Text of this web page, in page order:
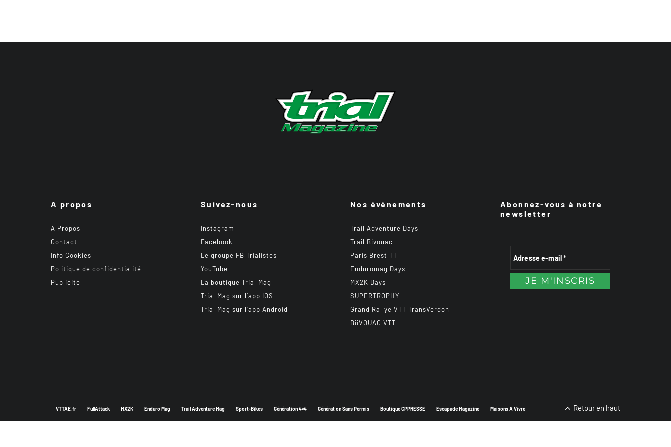
A propos
A Propos
Contact
Info Cookies
Politique de confidentialité
Publicité
Suivez-nous
Instagram
Facebook
Le groupe FB Trialistes
YouTube
La boutique Trial Mag
Trial Mag sur l’app IOS
Trial Mag sur l’app Android
Nos événements
Trail Adventure Days
Trail Bivouac
Paris Brest TT
Enduromag Days
MX2K Days
SUPERTROPHY
Grand Rallye VTT TransVerdon
BiiVOUAC VTT
Abonnez-vous à notre
newsletter
VTTAE.fr FullAttack MX2K Enduro Mag Trail Adventure Mag Sport-Bikes Génération 4×4 Génération Sans Permis Boutique CPPRESSE Escapade Magazine Maisons A Vivre Retour en haut